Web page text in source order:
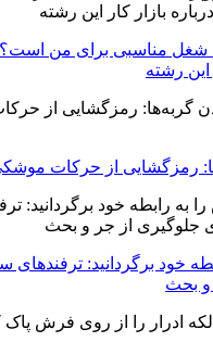
شغل مناسبی برای من
این رشته
رمزگشایی از حرکات
خود برگردانید: ترفندهای
و بحث